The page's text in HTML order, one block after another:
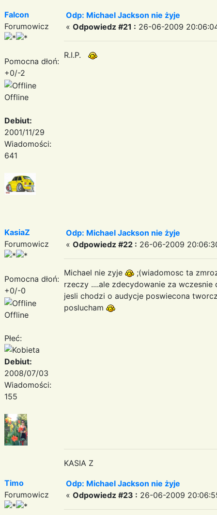
Falcon
Forumowicz
Pomocna dłoń:
+0/-2
Offline
Debiut:
2001/11/29
Wiadomości:
641
Odp: Michael Jackson nie żyje
« Odpowiedz #21 : 26-06-2009
R.I.P.
KasiaZ
Forumowicz
Pomocna dłoń:
+0/-0
Offline
Płeć:
Debiut:
2008/07/03
Wiadomości:
155
Odp: Michael Jackson nie żyje
« Odpowiedz #22 : 26-06-2009
Michael nie zyje
;(wiadomosc ta
rzeczy ....ale zdecydowanie za
jesli chodzi o audycje poswiecona
poslucham
KASIA Z
Timo
Forumowicz
Odp: Michael Jackson nie żyje
« Odpowiedz #23 : 26-06-2009